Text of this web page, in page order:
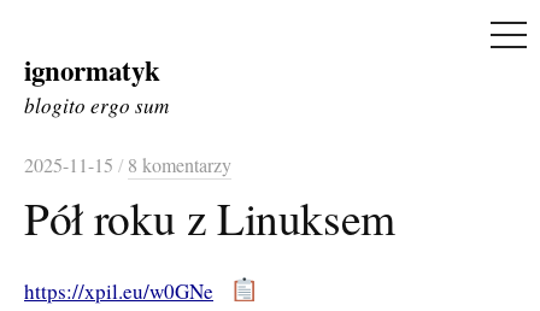
Skip
to
ignormatyk
blogito ergo sum
2025-11-15 / 8 komentarzy
Pół roku z Linuksem
https://xpil.eu/w0GNe